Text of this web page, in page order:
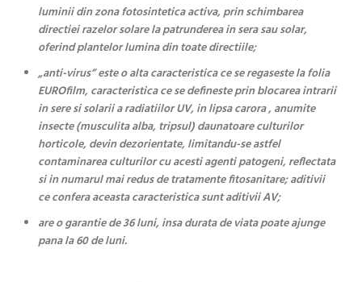
luminii din zona fotosintetica activa, prin schimbarea
directiei razelor solare la patrunderea in sera sau solar,
oferind plantelor lumina din toate directiile;
„anti-virus” este o alta caracteristica ce se regaseste la folia
EUROfilm, caracteristica ce se defineste prin blocarea intrarii
in sere si solarii a radiatiilor UV, in lipsa carora , anumite
insecte (musculita alba, tripsul) daunatoare culturilor
horticole, devin dezorientate, limitandu-se astfel
contaminarea culturilor cu acesti agenti patogeni, reflectata
si in numarul mai redus de tratamente fitosanitare; aditivii
ce confera aceasta caracteristica sunt aditivii AV;
are o garantie de 36 luni, insa durata de viata poate ajunge
pana la 60 de luni.